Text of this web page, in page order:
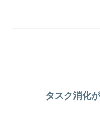
タスク消化